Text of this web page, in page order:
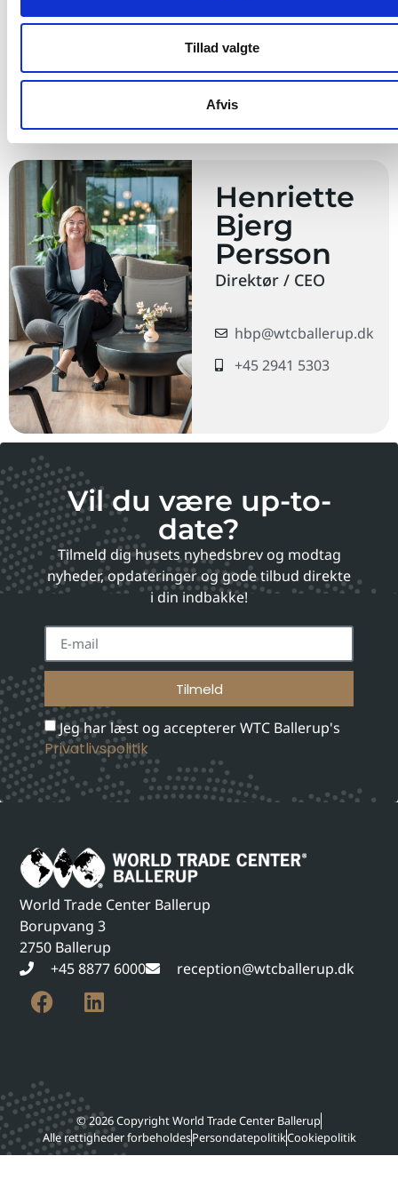
Tillad valgte
Afvis
15200DKK pr. måned
Book fremvisning
Henriette
Bjerg
Persson
Direktør / CEO
hbp@wtcballerup.dk
+45 2941 5303
Vil du være up-to-
date?
Tilmeld dig husets nyhedsbrev og modtag
nyheder, opdateringer og gode tilbud direkte
i din indbakke!
Jeg har læst og accepterer WTC Ballerup's
Privatlivspolitik
Tilmeld
World Trade Center Ballerup
Borupvang 3
2750 Ballerup
+45 8877 6000
reception@wtcballerup.dk
© 2026 Copyright World Trade Center Ballerup
Alle rettigheder forbeholdesPersondatepolitikCookiepolitik